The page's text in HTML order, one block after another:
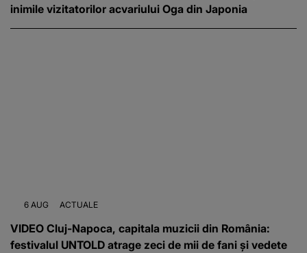
inimile vizitatorilor acvariului Oga din Japonia
6 AUG ACTUALE
VIDEO Cluj-Napoca, capitala muzicii din România:
festivalul UNTOLD atrage zeci de mii de fani și vedete